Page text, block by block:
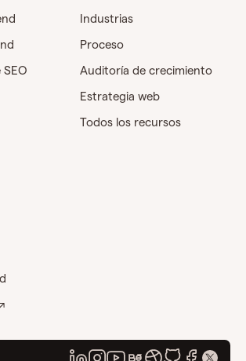
Industrias
Proceso
Auditoría de crecimiento
Estrategia web
Todos los recursos